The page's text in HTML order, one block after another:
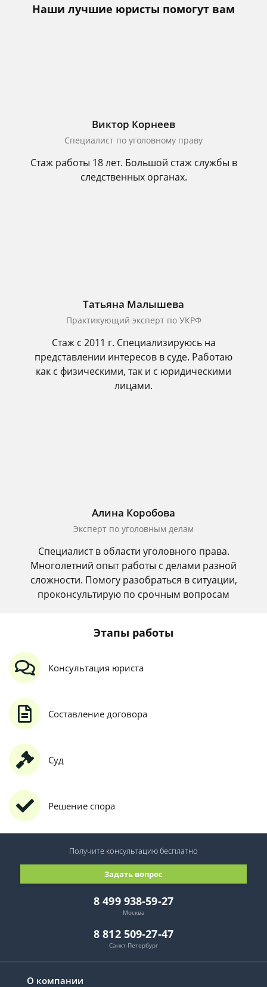
Наши лучшие юристы помогут вам
Виктор Корнеев
Cпециалист по уголовному праву
Стаж работы 18 лет. Большой стаж службы в
следственных органах.
Татьяна Малышева
Практикующий эксперт по УКРФ
Стаж с 2011 г. Специализируюсь на
представлении интересов в суде. Работаю
как с физическими, так и с юридическими
лицами.
Алина Коробова
Эксперт по уголовным делам
Специалист в области уголовного права.
Многолетний опыт работы с делами разной
сложности. Помогу разобраться в ситуации,
проконсультирую по срочным вопросам
Этапы работы
Консультация юриста
Составление договора
Суд
Решение спора
О компании
8 499 938-59-27
Москва
8 812 509-27-47
Санкт-Петербург
Задать вопрос
Получите консультациюбесплатно